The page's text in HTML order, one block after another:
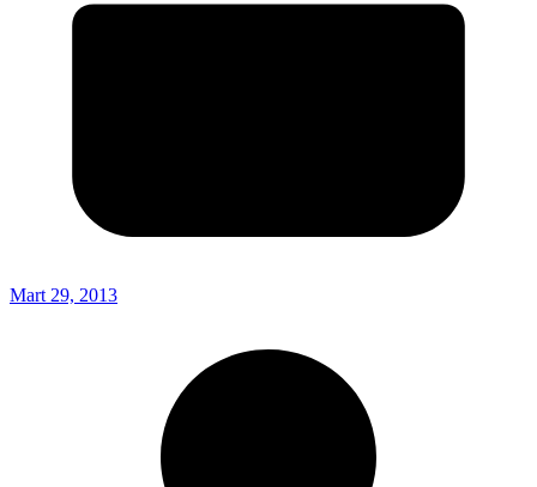
Mart 29, 2013